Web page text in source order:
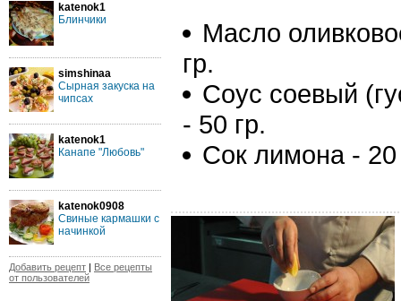
katenok1
Блинчики
simshinaa
Сырная закуска на
чипсах
katenok1
Канапе "Любовь"
katenok0908
Свиные кармашки с
начинкой
Добавить рецепт | Все рецепты
от пользователей
Масло
гр.
Соус соевый
- 50 гр.
Сок лимона - 20